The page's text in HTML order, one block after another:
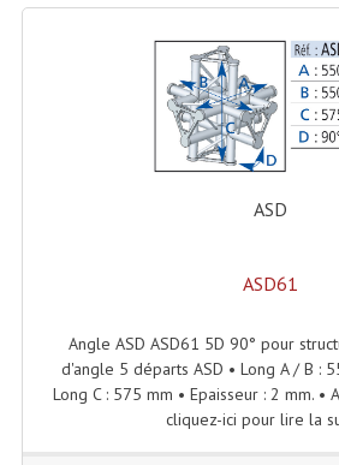
Machine À Etincelles
Machines & Canon À
Machines À Bulles
Machines À Effet
Liquide À
Liquide À Bulles
ASD
ASD61
Angle ASD ASD61 5D 90° pour
d'angle 5 départs ASD • Long A / B :
Long C : 575 mm • Epaisseur : 2 mm. •
cliquez-ici pour lire la